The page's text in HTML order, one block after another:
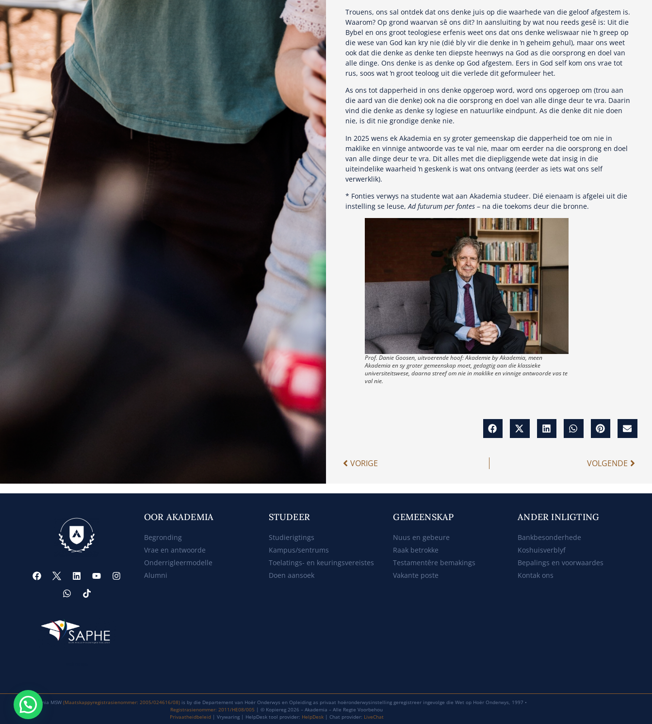
Trouens, ons sal ontdek dat ons denke juis op die waarhede van die geloof afgestem is.
Waarom? Op grond waarvan sê ons dit? In aansluiting by wat nou reeds gesê is: Uit die
Bybel en ons groot teologiese erfenis weet ons dat ons denke weliswaar nie ŉ greep op
die wese van God kan kry nie (dié bly vir die denke in ŉ geheim gehul), maar ons weet
ook dat die denke as denke ten diepste heenwys na God as die oorsprong en doel van
alle dinge. Ons denke is as denke op God afgestem. Eers in God self kom ons vrae tot
rus, soos wat ŉ groot teoloog uit die verlede dit geformuleer het.
As ons tot dapperheid in ons denke opgeroep word, word ons opgeroep om (trou aan
die aard van die denke) ook na die oorsprong en doel van alle dinge deur te vra. Daarin
vind die denke as denke sy logiese en natuurlike eindpunt. As die denke dit nie doen
nie, is dit nie grondige denke nie.
In 2025 wens ek Akademia en sy groter gemeenskap die dapperheid toe om nie in
maklike en vinnige antwoorde vas te val nie, maar om eerder na die oorsprong en doel
van alle dinge deur te vra. Dit alles met die diepliggende wete dat insig in die
uiteindelike waarheid ŉ geskenk is wat ons ontvang (eerder as iets wat ons self
verwerklik).
* Fonties verwys na studente wat aan Akademia studeer. Dié eienaam is afgelei uit die
instelling se leuse,Ad futurum per fontes – na die toekoms deur die bronne.
Prof. Danie Goosen, uitvoerende hoof: Akademie by Akademia, meen
Akademia en sy groter gemeenskap moet, gedagtig aan die klassieke
universiteitswese, daarna streef om nie in maklike en vinnige antwoorde vas te
val nie.
VORIGE VOLGENDE
OOR AKADEMIA
Begronding
Vrae en antwoorde
Onderrigleermodelle
Alumni
STUDEER
Studierigtings
Kampus/sentrums
Toelatings- en keuringsvereistes
Doen aansoek
GEMEENSKAP
Nuus en gebeure
Raak betrokke
Testamentêre bemakings
Vakante poste
ANDER INLIGTING
Bankbesonderhede
Koshuisverblyf
Bepalings en voorwaardes
Kontak ons
Akademia MSW (Maatskappyregistrasienommer: 2005/024616/08) is by die Departement van Hoër Onderwys en Opleiding as privaat hoëronderwysinstelling geregistreer ingevolge die Wet op Hoër Onderwys, 1997 •
Registrasienommer: 2011/HE08/005 | © Kopiereg 2026 – Akademia – Alle Regte Voorbehou
Privaatheidbeleid| Vrywaring | HelpDesk tool provider: HelpDesk| Chat provider: LiveChat